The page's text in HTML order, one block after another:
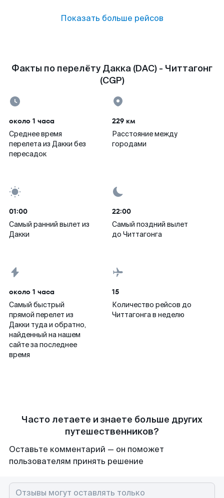
Показать больше рейсов
Факты по перелёту Дакка (DAC) - Читтагонг
(CGP)
около 1 часа
Среднее время
перелета из Дакки без
пересадок
229 км
Расстояние между
городами
01:00
Самый ранний вылет из
Дакки
22:00
Самый поздний вылет
до Читтагонга
около 1 часа
Самый быстрый
прямой перелет из
Дакки туда и обратно,
найденный на нашем
сайте за последнее
время
15
Количество рейсов до
Читтагонга в неделю
Часто летаете и знаете больше других
путешественников?
Оставьте комментарий — он поможет
пользователям принять решение